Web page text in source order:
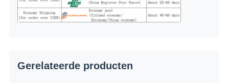
Autosleutels
Gerelateerde producten